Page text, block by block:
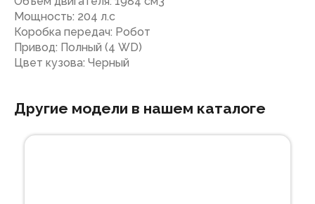
Мощность: 204 л.с
Коробка передач: Робот
Привод: Полный (4 WD)
Цвет кузова: Черный
Другие модели в нашем каталоге